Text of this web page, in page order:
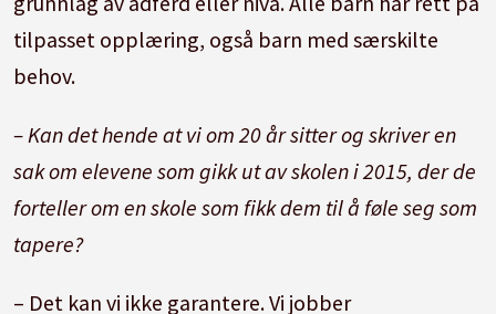
tilpasset opplæring, også barn med særskilte
behov.
– Kan det hende at vi om 20 år sitter og skriver en
sak om elevene som gikk ut av skolen i 2015, der de
forteller om en skole som fikk dem til å føle seg som
tapere?
– Det kan vi ikke garantere. Vi jobber